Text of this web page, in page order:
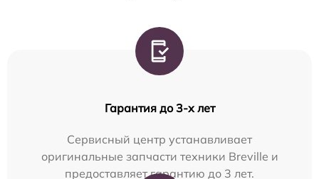
Гарантия до 3-х лет
Сервисный центр устанавливает
оригинальные запчасти техники Breville и
предоставляет гарантию до 3 лет.